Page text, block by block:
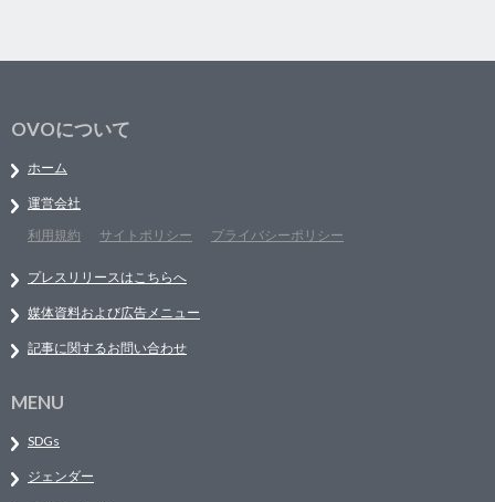
OVOについて
ホーム
運営会社
利用規約
サイトポリシー プライバシーポリシー
プレスリリースはこちらへ
媒体資料および広告メニュー
記事に関するお問い合わせ
MENU
SDGs
ジェンダー